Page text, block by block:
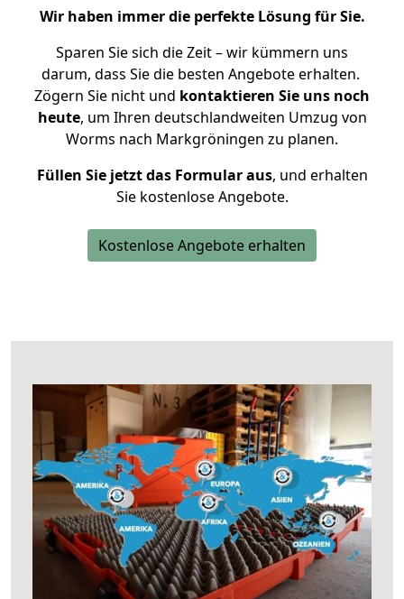
Wir haben immer die perfekte Lösung für Sie.
Sparen Sie sich die Zeit – wir kümmern uns
darum, dass Sie die besten Angebote erhalten.
Zögern Sie nicht und kontaktieren Sie uns noch
heute, um Ihren deutschlandweiten Umzug von
Worms nach Markgröningen zu planen.
Füllen Sie jetzt das Formular aus, und erhalten
Sie kostenlose Angebote.
Kostenlose Angebote erhalten